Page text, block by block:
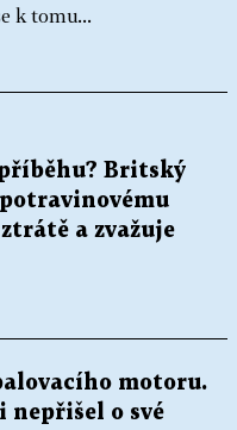
k tomu...
příběhu? Britský
a zvažuje
motoru.
nepřišel o své